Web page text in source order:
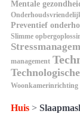
Mentale
Preventief
Slimme
management
Woonkamerinrichting
Huis >